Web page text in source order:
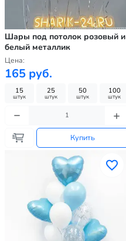
Шары под потолок розовый и
белый металлик
Цена:
165 руб.
15
штук
25
штук
50
штук
100
штук
Купить